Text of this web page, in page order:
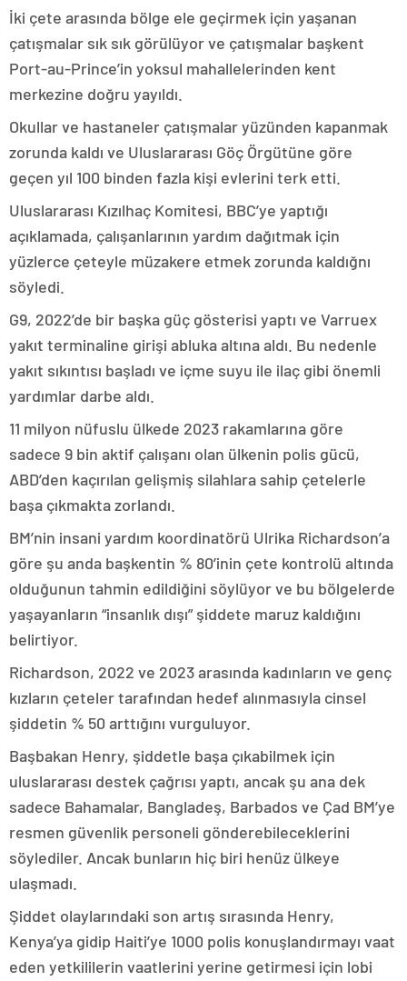
İki çete arasında bölge ele geçirmek için yaşanan
çatışmalar sık sık görülüyor ve çatışmalar başkent
Port-au-Prince’in yoksul mahallelerinden kent
merkezine doğru yayıldı.
Okullar ve hastaneler çatışmalar yüzünden kapanmak
zorunda kaldı ve Uluslararası Göç Örgütüne göre
geçen yıl 100 binden fazla kişi evlerini terk etti.
Uluslararası Kızılhaç Komitesi, BBC’ye yaptığı
açıklamada, çalışanlarının yardım dağıtmak için
yüzlerce çeteyle müzakere etmek zorunda kaldığnı
söyledi.
G9, 2022’de bir başka güç gösterisi yaptı ve Varruex
yakıt terminaline girişi abluka altına aldı. Bu nedenle
yakıt sıkıntısı başladı ve içme suyu ile ilaç gibi önemli
yardımlar darbe aldı.
11 milyon nüfuslu ülkede 2023 rakamlarına göre
sadece 9 bin aktif çalışanı olan ülkenin polis gücü,
ABD’den kaçırılan gelişmiş silahlara sahip çetelerle
başa çıkmakta zorlandı.
BM’nin insani yardım koordinatörü Ulrika Richardson’a
göre şu anda başkentin % 80’inin çete kontrolü altında
olduğunun tahmin edildiğini söylüyor ve bu bölgelerde
yaşayanların “insanlık dışı” şiddete maruz kaldığını
belirtiyor.
Richardson, 2022 ve 2023 arasında kadınların ve genç
kızların çeteler tarafından hedef alınmasıyla cinsel
şiddetin % 50 arttığını vurguluyor.
Başbakan Henry, şiddetle başa çıkabilmek için
uluslararası destek çağrısı yaptı, ancak şu ana dek
sadece Bahamalar, Bangladeş, Barbados ve Çad BM’ye
resmen güvenlik personeli gönderebileceklerini
söylediler. Ancak bunların hiç biri henüz ülkeye
ulaşmadı.
Şiddet olaylarındaki son artış sırasında Henry,
Kenya’ya gidip Haiti’ye 1000 polis konuşlandırmayı vaat
eden yetkililerin vaatlerini yerine getirmesi için lobi